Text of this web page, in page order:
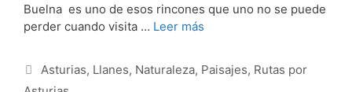
Buelna es uno de esos rincones que uno no se puede
perder cuando visita … Leer más
Categorías
Asturias, Llanes, Naturaleza, Paisajes, Rutas por